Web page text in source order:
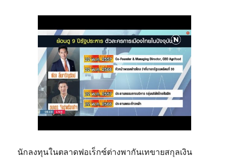
นักลงทุนในตลาดฟอเร็กซ์ต่างพากันเทขายสกุลเงิน